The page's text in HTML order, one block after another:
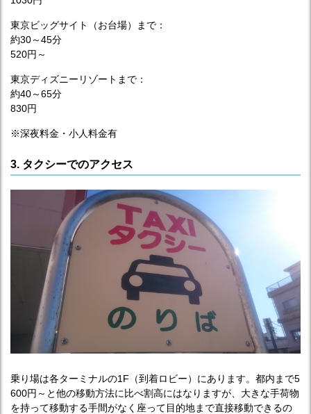
東京ビッグサイト（お台場）まで：
約30～45分
520円～
東京ディズニーリゾートまで：
約40～65分
830円
※深夜料金・小人料金有
3. タクシーでのアクセス
乗り場は各ターミナルの1F（到着ロビー）にあります。都内まで5
600円～と他の移動方法に比べ割高にはなりますが、大きな手荷物
を持って移動する手間がなく座って目的地まで直接移動できるの